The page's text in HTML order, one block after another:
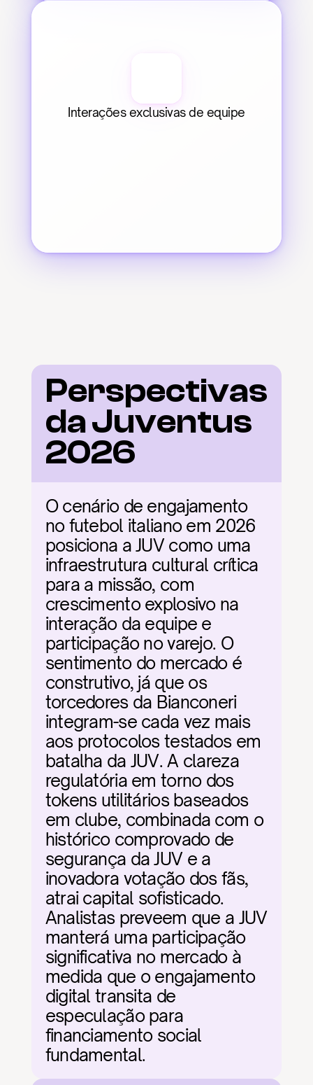
Interações exclusivas de equipe
Perspectivas
da Juventus
2026
O cenário de engajamento
no futebol italiano em 2026
posiciona a JUV como uma
infraestrutura cultural crítica
para a missão, com
crescimento explosivo na
interação da equipe e
participação no varejo. O
sentimento do mercado é
construtivo, já que os
torcedores da Bianconeri
integram-se cada vez mais
aos protocolos testados em
batalha da JUV. A clareza
regulatória em torno dos
tokens utilitários baseados
em clube, combinada com o
histórico comprovado de
segurança da JUV e a
inovadora votação dos fãs,
atrai capital sofisticado.
Analistas preveem que a JUV
manterá uma participação
significativa no mercado à
medida que o engajamento
digital transita de
especulação para
financiamento social
fundamental.